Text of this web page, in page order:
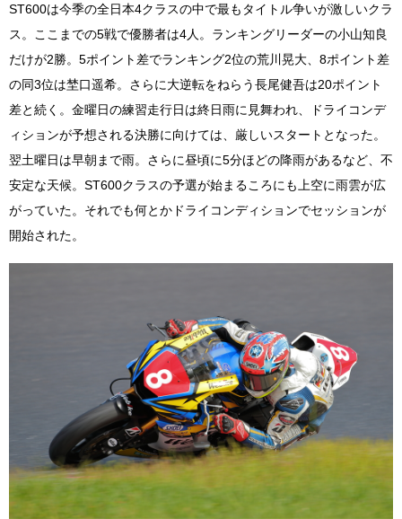
ST600は今季の全日本4クラスの中で最もタイトル争いが激しいクラ
ス。ここまでの5戦で優勝者は4人。ランキングリーダーの小山知良
だけが2勝。5ポイント差でランキング2位の荒川晃大、8ポイント差
の同3位は埜口遥希。さらに大逆転をねらう長尾健吾は20ポイント
差と続く。金曜日の練習走行日は終日雨に見舞われ、ドライコンデ
ィションが予想される決勝に向けては、厳しいスタートとなった。
翌土曜日は早朝まで雨。さらに昼頃に5分ほどの降雨があるなど、不
安定な天候。ST600クラスの予選が始まるころにも上空に雨雲が広
がっていた。それでも何とかドライコンディションでセッションが
開始された。